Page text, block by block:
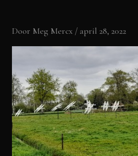
Door Meg Mercx / april 28, 2022